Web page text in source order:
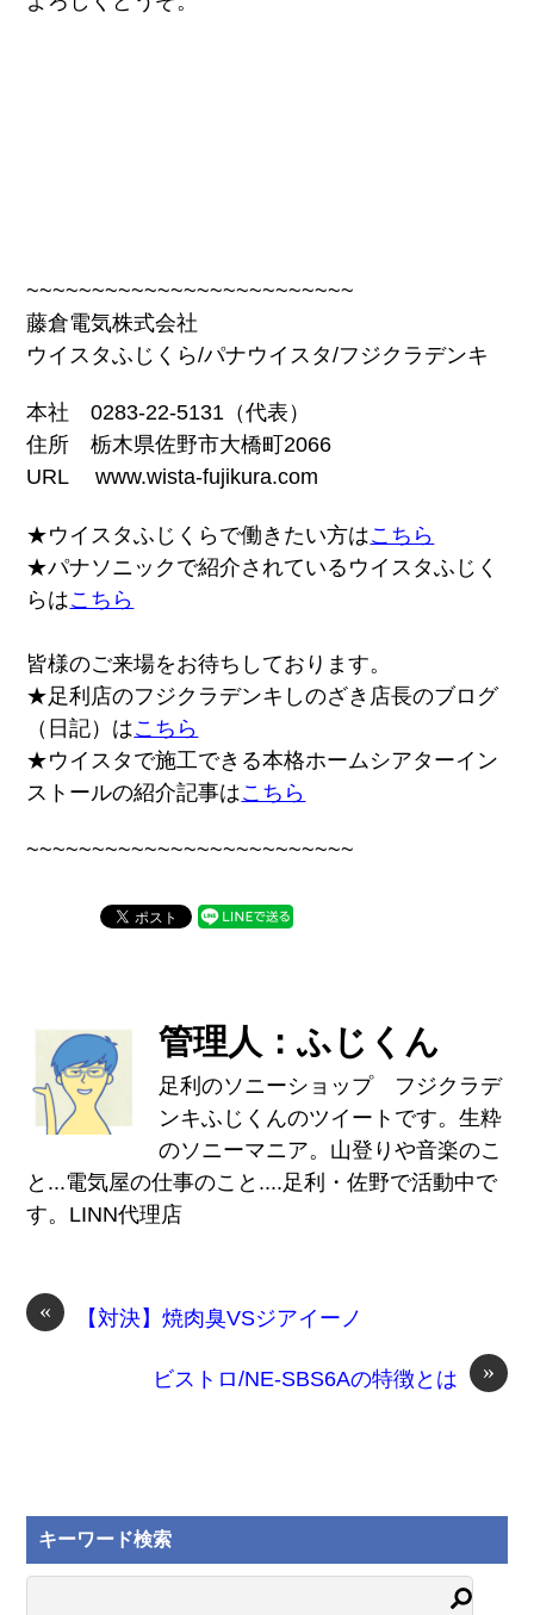
~~~~~~~~~~~~~~~~~~~~~~~~~
藤倉電気株式会社
ウイスタふじくら/パナウイスタ/フジクラデンキ
本社 0283-22-5131（代表）
住所 栃木県佐野市大橋町2066
URL www.wista-fujikura.com
★ウイスタふじくらで働きたい方はこちら
★パナソニックで紹介されているウイスタふじく
らはこちら
皆様のご来場をお待ちしております。
★足利店のフジクラデンキしのざき店長のブログ
（日記）はこちら
★ウイスタで施工できる本格ホームシアターイン
ストールの紹介記事はこちら
~~~~~~~~~~~~~~~~~~~~~~~~~
管理人：ふじくん
足利のソニーショップ フジクラデ
ンキふじくんのツイートです。生粋
のソニーマニア。山登りや音楽のこ
と...電気屋の仕事のこと....足利・佐野で活動中で
す。LINN代理店
« 【対決】焼肉臭VSジアイーノ
»
ビストロ/NE-SBS6Aの特徴とは
キーワード検索